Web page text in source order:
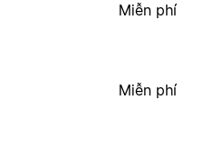
Miễn phí
Miễn phí